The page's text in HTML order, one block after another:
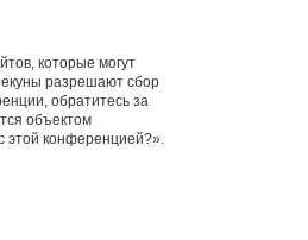
которые могут
разрешают сбор
обратитесь за
объектом
этой конференцией?».